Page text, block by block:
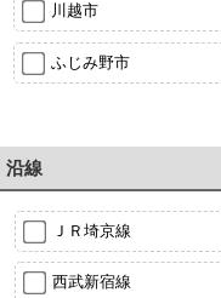
川越市
ふじみ野市
沿線
ＪＲ埼京線
西武新宿線